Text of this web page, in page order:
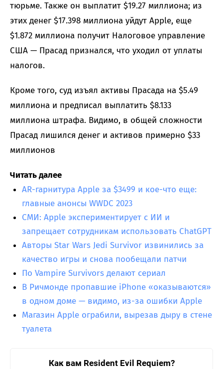
тюрьме. Также он выплатит $19.27 миллиона; из
этих денег $17.398 миллиона уйдут Apple, еще
$1.872 миллиона получит Налоговое управление
США — Прасад признался, что уходил от уплаты
налогов.
Кроме того, суд изъял активы Прасада на $5.49
миллиона и предписал выплатить $8.133
миллиона штрафа. Видимо, в общей сложности
Прасад лишился денег и активов примерно $33
миллионов
Читать далее
AR-гарнитура Apple за $3499 и кое-что еще:
главные анонсы WWDC 2023
СМИ: Apple экспериментирует с ИИ и
запрещает сотрудникам использовать ChatGPT
Авторы Star Wars Jedi Survivor извинились за
качество игры и снова пообещали патчи
По Vampire Survivors делают сериал
В Ричмонде пропавшие iPhone «оказываются»
в одном доме — видимо, из-за ошибки Apple
Магазин Apple ограбили, вырезав дыру в стене
туалета
Как вам Resident Evil Requiem?